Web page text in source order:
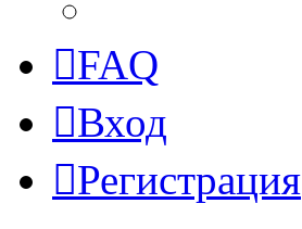
FAQ
Вход
Регистрация